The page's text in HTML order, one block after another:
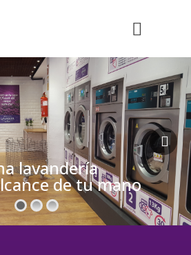
lavandería
de tu mano